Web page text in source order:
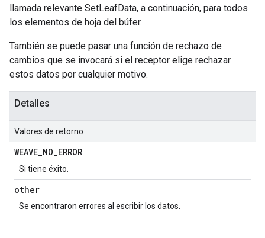
llamada relevante SetLeafData, a continuación, para todos
los elementos de hoja del búfer.
También se puede pasar una función de rechazo de
cambios que se invocará si el receptor elige rechazar
estos datos por cualquier motivo.
Detalles
Valores de retorno
WEAVE_NO_ERROR
Si tiene éxito.
other
Se encontraron errores al escribir los datos.